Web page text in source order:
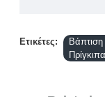
Ετικέτες:
Βάπτιση